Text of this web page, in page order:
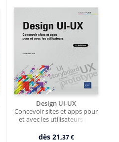
Design UI-UX
Concevoir sites et apps pour
et avec les utilisateurs (2e
dès 21,37 €